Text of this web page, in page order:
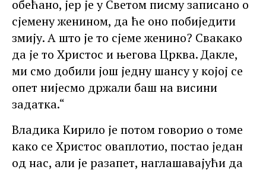
обећано, јер је у Светом писму записано о
сјемену женином, да ће оно побиједити
змију. А што је то сјеме женино? Свакако
да је то Христос и његова Црква. Дакле,
ми смо добили још једну шансу у којој се
опет нијесмо држали баш на висини
задатка.“
Владика Кирило је потом говорио о томе
како се Христос оваплотио, постао један
од нас, али је разапет, наглашавајући да